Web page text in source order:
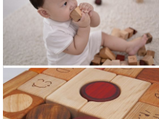
その他